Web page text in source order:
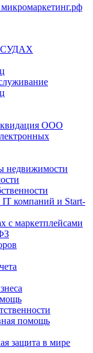
СУДАХ
ООО
недвижимости
компаний и Start-
с маркетплейсами
помощь
защита в мире